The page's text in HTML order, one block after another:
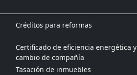
Créditos para reformas
Certificado de eficiencia energética y
cambio de compañía
Tasación de inmuebles